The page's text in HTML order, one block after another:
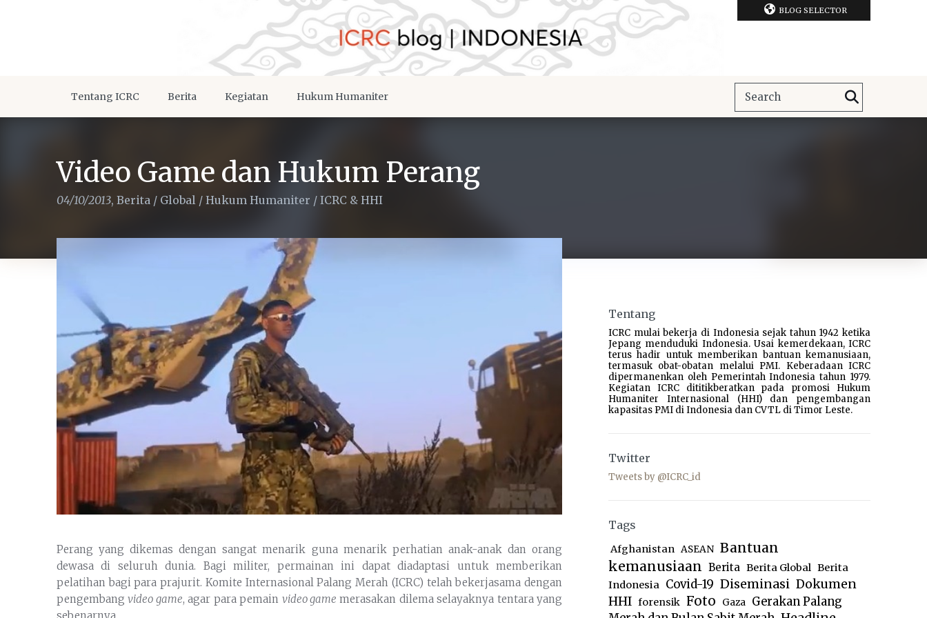
BLOG SELECTOR
Tentang ICRC Berita Kegiatan Hukum Humaniter
Video Game dan Hukum Perang
04/10/2013, Berita / Global / Hukum Humaniter / ICRC & HHI
Perang yang dikemas dengan sangat menarik guna menarik perhatian anak-anak dan orang
dewasa di seluruh dunia. Bagi militer, permainan ini dapat diadaptasi untuk memberikan
pelatihan bagi para prajurit. Komite Internasional Palang Merah (ICRC) telah bekerjasama dengan
pengembangvideo game, agar para pemain video game merasakan dilema selayaknya tentara yang
sebenarnya.
Tentang
ICRC mulai bekerja di Indonesia sejak tahun 1942 ketika
Jepang menduduki Indonesia. Usai kemerdekaan, ICRC
terus hadir untuk memberikan bantuan kemanusiaan,
termasuk obat-obatan melalui PMI. Keberadaan ICRC
dipermanenkan oleh Pemerintah Indonesia tahun 1979.
Kegiatan ICRC dititikberatkan pada promosi Hukum
Humaniter Internasional (HHI) dan pengembangan
kapasitas PMI di Indonesia dan CVTL di Timor Leste.
Twitter
Tweets by @ICRC_id
Tags
Afghanistan ASEAN Bantuan
kemanusiaan Berita Berita Global Berita
Indonesia Covid-19 Diseminasi Dokumen
HHI forensik Foto Gaza Gerakan Palang